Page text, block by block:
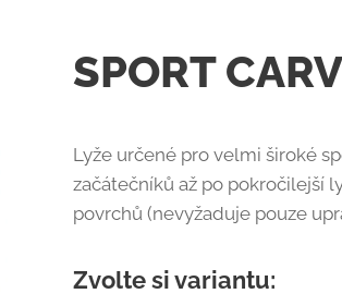
SPORT
Lyže určené pro velmi široké
začátečníků až po pokročilejší
povrchů (nevyžaduje pouze
Zvolte si variantu: